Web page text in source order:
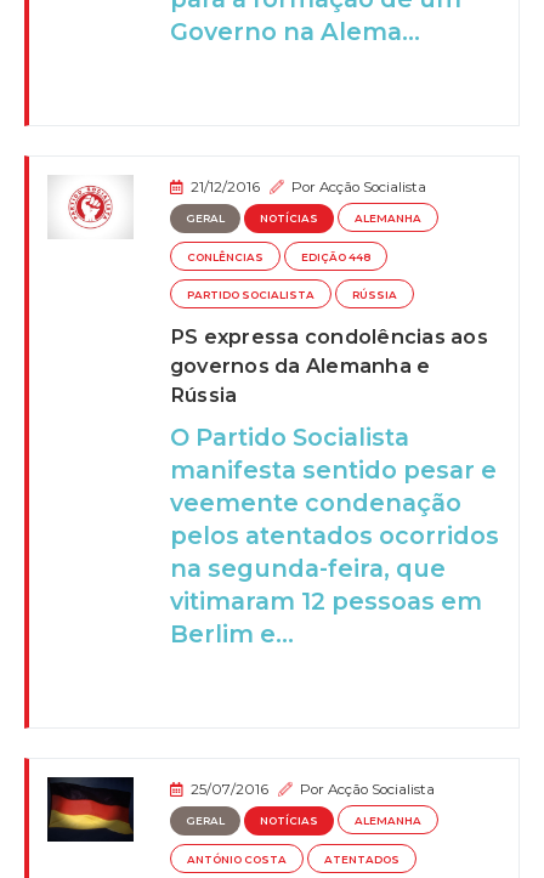
Governo na Alema...
21/12/2016 PorAcção Socialista
GERAL NOTÍCIAS ALEMANHA
CONLÊNCIAS EDIÇÃO 448
PARTIDO SOCIALISTA RÚSSIA
PS expressa condolências aos
governos da Alemanha e
Rússia
O Partido Socialista
manifesta sentido pesar e
veemente condenação
pelos atentados ocorridos
na segunda-feira, que
vitimaram 12 pessoas em
Berlim e...
25/07/2016 PorAcção Socialista
GERAL NOTÍCIAS ALEMANHA
ANTÓNIO COSTA ATENTADOS